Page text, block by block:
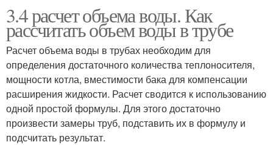
3.4 расчет объема воды. Как
рассчитать объем воды в трубе
Расчет объема воды в трубах необходим для
определения достаточного количества теплоносителя,
мощности котла, вместимости бака для компенсации
расширения жидкости. Расчет сводится к использованию
одной простой формулы. Для этого достаточно
произвести замеры труб, подставить их в формулу и
подсчитать результат.